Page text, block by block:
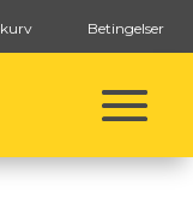
Betingelser